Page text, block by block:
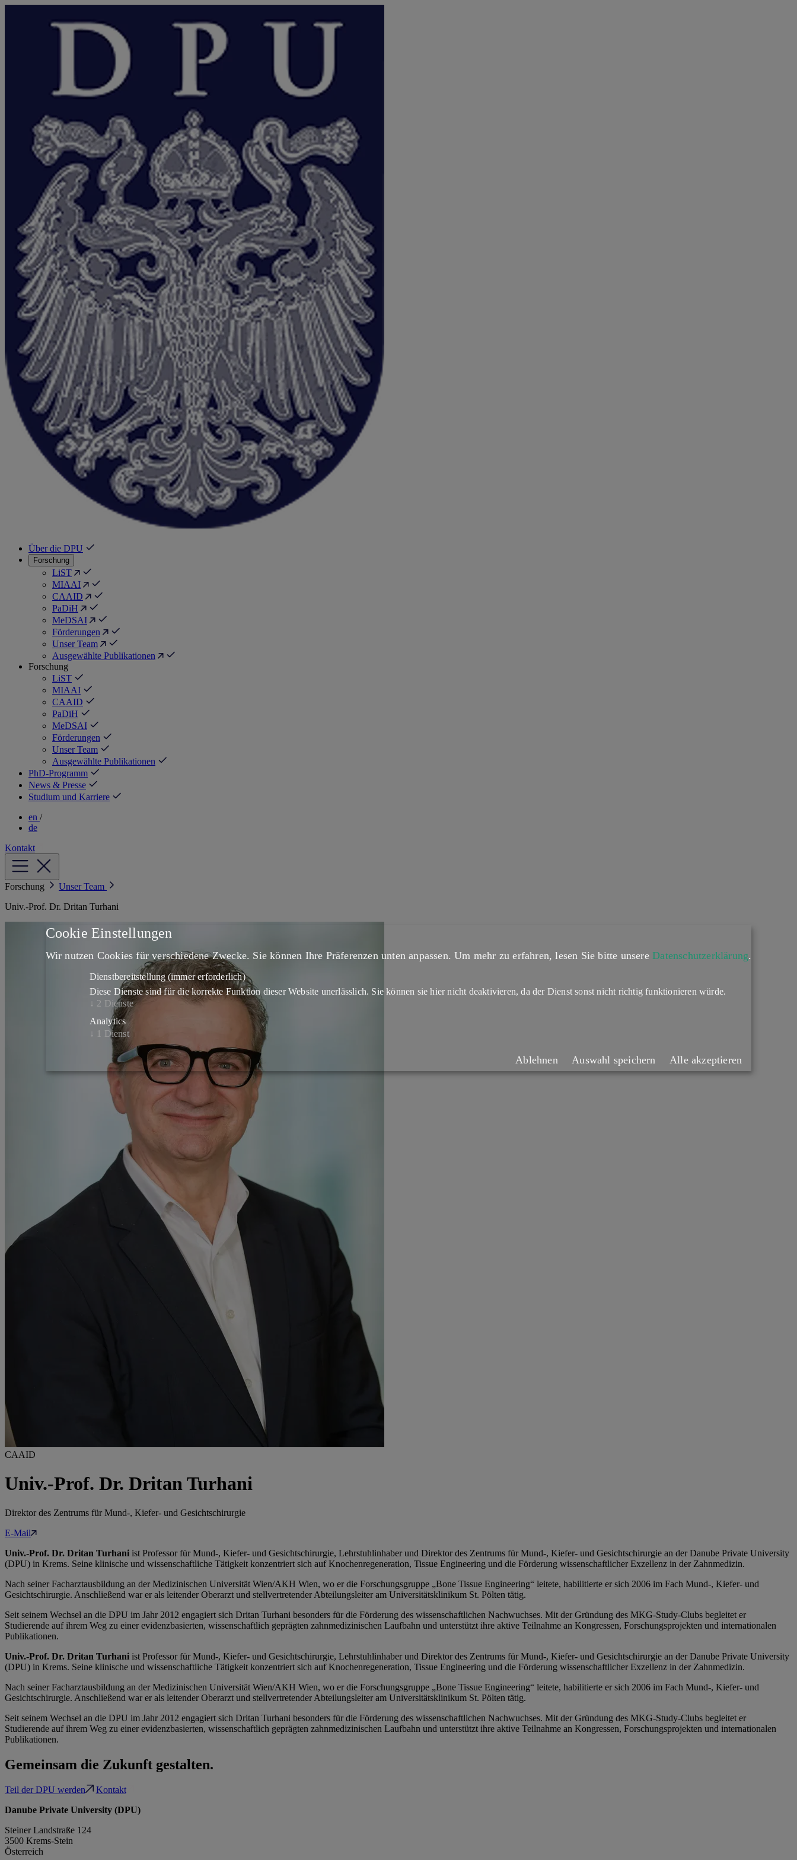
Über die DPU
Forschung
LiST
MIAAI
CAAID
PaDiH
MeDSAI
Förderungen
Unser Team
Ausgewählte Publikationen
Forschung
LiST
MIAAI
CAAID
PaDiH
MeDSAI
Förderungen
Unser Team
Ausgewählte Publikationen
PhD-Programm
News & Presse
Studium und Karriere
en /
de
Kontakt
Forschung
Unser Team
Univ.-Prof. Dr. Dritan Turhani
CAAID
Univ.-Prof. Dr. Dritan Turhani
Direktor des Zentrums für Mund-, Kiefer- und Gesichtschirurgie
E-Mail
Univ.-Prof. Dr. Dritan Turhani ist Professor für Mund-, Kiefer- und Gesichtschirurgie, Lehrstuhlinhaber und Direktor des Zentrums für Mund-, Kiefer- und Gesichtschirurgie an der Danube Private University
(DPU) in Krems. Seine klinische und wissenschaftliche Tätigkeit konzentriert sich auf Knochenregeneration, Tissue Engineering und die Förderung wissenschaftlicher Exzellenz in der Zahnmedizin.
Nach seiner Facharztausbildung an der Medizinischen Universität Wien/AKH Wien, wo er die Forschungsgruppe „Bone Tissue Engineering“ leitete, habilitierte er sich 2006 im Fach Mund-, Kiefer- und
Gesichtschirurgie. Anschließend war er als leitender Oberarzt und stellvertretender Abteilungsleiter am Universitätsklinikum St. Pölten tätig.
Seit seinem Wechsel an die DPU im Jahr 2012 engagiert sich Dritan Turhani besonders für die Förderung des wissenschaftlichen Nachwuchses. Mit der Gründung des MKG-Study-Clubs begleitet er
Studierende auf ihrem Weg zu einer evidenzbasierten, wissenschaftlich geprägten zahnmedizinischen Laufbahn und unterstützt ihre aktive Teilnahme an Kongressen, Forschungsprojekten und internationalen
Publikationen.
Univ.-Prof. Dr. Dritan Turhani ist Professor für Mund-, Kiefer- und Gesichtschirurgie, Lehrstuhlinhaber und Direktor des Zentrums für Mund-, Kiefer- und Gesichtschirurgie an der Danube Private University
(DPU) in Krems. Seine klinische und wissenschaftliche Tätigkeit konzentriert sich auf Knochenregeneration, Tissue Engineering und die Förderung wissenschaftlicher Exzellenz in der Zahnmedizin.
Nach seiner Facharztausbildung an der Medizinischen Universität Wien/AKH Wien, wo er die Forschungsgruppe „Bone Tissue Engineering“ leitete, habilitierte er sich 2006 im Fach Mund-, Kiefer- und
Gesichtschirurgie. Anschließend war er als leitender Oberarzt und stellvertretender Abteilungsleiter am Universitätsklinikum St. Pölten tätig.
Seit seinem Wechsel an die DPU im Jahr 2012 engagiert sich Dritan Turhani besonders für die Förderung des wissenschaftlichen Nachwuchses. Mit der Gründung des MKG-Study-Clubs begleitet er
Studierende auf ihrem Weg zu einer evidenzbasierten, wissenschaftlich geprägten zahnmedizinischen Laufbahn und unterstützt ihre aktive Teilnahme an Kongressen, Forschungsprojekten und internationalen
Publikationen.
Gemeinsam die Zukunft gestalten.
Teil der DPU werden
Kontakt
Danube Private University (DPU)
Steiner Landstraße 124
3500 Krems-Stein
Österreich
Cookie Einstellungen
Wir nutzen Cookies für verschiedene Zwecke. Sie können Ihre Präferenzen unten anpassen. Um mehr zu erfahren, lesen Sie bitte unsereDatenschutzerklärung.
Dienstbereitstellung (immer erforderlich)
Diese Dienste sind für die korrekte Funktion dieser Website unerlässlich. Sie können sie hier nicht deaktivieren, da der Dienst sonst nicht richtig funktionieren würde.
↓ 2 Dienste
Analytics
↓
Dienst
Ablehnen Auswahl speichern Alle akzeptieren